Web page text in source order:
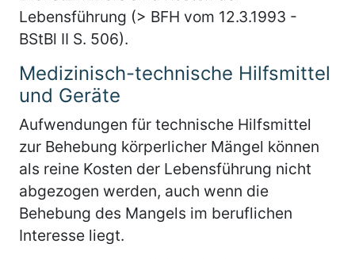
Lebensführung (> BFH vom 12.3.1993 -
BStBl II S. 506).
Medizinisch-technische Hilfsmittel
und Geräte
Aufwendungen für technische Hilfsmittel
zur Behebung körperlicher Mängel können
als reine Kosten der Lebensführung nicht
abgezogen werden, auch wenn die
Behebung des Mangels im beruflichen
Interesse liegt.